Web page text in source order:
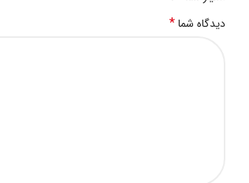
دیدگاه شما*